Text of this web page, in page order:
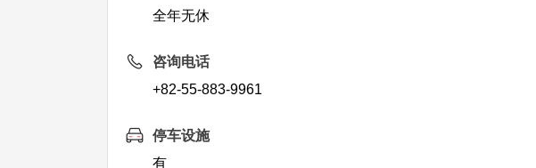
全年无休
咨询电话
+82-55-883-9961
停车设施
有